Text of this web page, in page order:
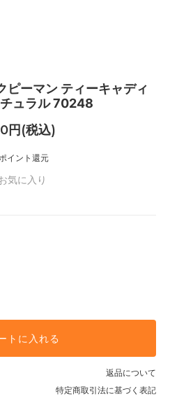
ピーマン ティーキャディ
チュラル 70248
円(税込)
ポイント還元
気に入り
トに入れる
返品について
特定商取引法に基づく表記